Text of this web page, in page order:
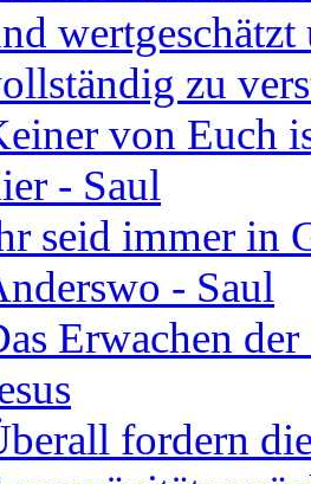
wertgeschätzt
zu
von Euch
- Saul
seid immer in
- Saul
Erwachen
fordern